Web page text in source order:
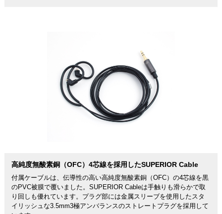
高純度無酸素銅（OFC）4芯線を採用したSUPERIOR Cable
付属ケーブルは、伝導性の高い高純度無酸素銅（OFC）の4芯線を黒
のPVC被膜で覆いました。SUPERIOR Cableは手触りも滑らかで取
り回しも優れています。プラグ部には金属スリーブを使用したスタ
イリッシュな3.5mm3極アンバランスのストレートプラグを採用して